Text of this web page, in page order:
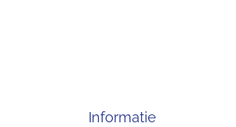
Informatie